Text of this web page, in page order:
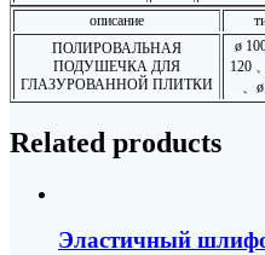
описание
ПОЛИРОВАЛЬНАЯ
ПОДУШЕЧКА ДЛЯ
ГЛАЗУРОВАННОЙ ПЛИТКИ
ø
120
、
Related products
Эластичный